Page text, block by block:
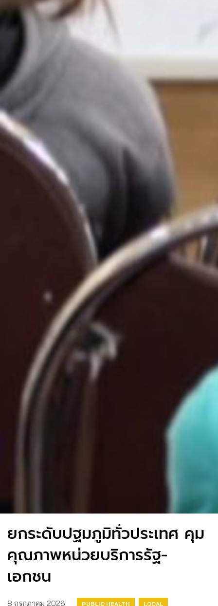
ยกระดับปฐมภูมิทั่วประเทศ คุม
คุณภาพหน่วยบริการรัฐ-
เอกชน
8 กรกฎาคม 2026 PUBLIC HEALTH LOCAL